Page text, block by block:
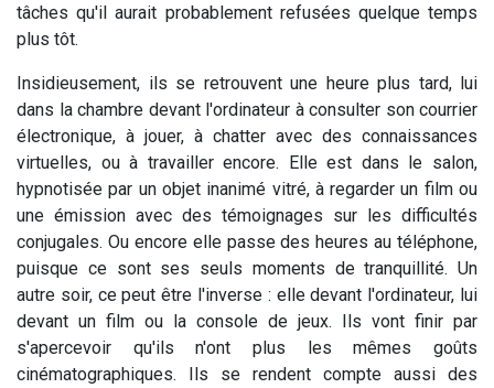
tâches qu'il aurait probablement refusées quelque temps
plus tôt.
Insidieusement, ils se retrouvent une heure plus tard, lui
dans la chambre devant l'ordinateur à consulter son courrier
électronique, à jouer, à chatter avec des connaissances
virtuelles, ou à travailler encore. Elle est dans le salon,
hypnotisée par un objet inanimé vitré, à regarder un film ou
une émission avec des témoignages sur les difficultés
conjugales. Ou encore elle passe des heures au téléphone,
puisque ce sont ses seuls moments de tranquillité. Un
autre soir, ce peut être l'inverse : elle devant l'ordinateur, lui
devant un film ou la console de jeux. Ils vont finir par
s'apercevoir qu'ils n'ont plus les mêmes goûts
cinématographiques. Ils se rendent compte aussi des